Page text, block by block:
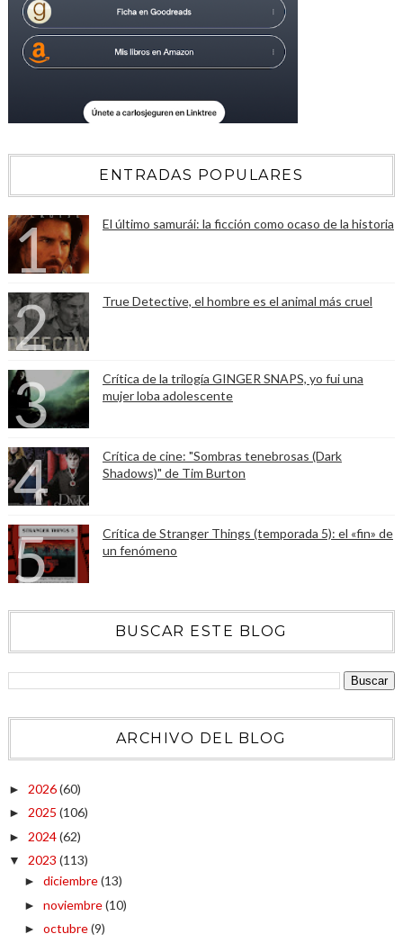
ENTRADAS POPULARES
El último samurái: la ficción como ocaso de la historia
True Detective, el hombre es el animal más cruel
Crítica de la trilogía GINGER SNAPS, yo fui una
mujer loba adolescente
Crítica de cine: "Sombras tenebrosas (Dark
Shadows)" de Tim Burton
Crítica de Stranger Things (temporada 5): el «fin» de
un fenómeno
BUSCAR ESTE BLOG
ARCHIVO DEL BLOG
► 2026(60)
► 2025 (106)
► 2024(62)
▼ 2023 (113)
► diciembre(13)
► noviembre(10)
► octubre(9)